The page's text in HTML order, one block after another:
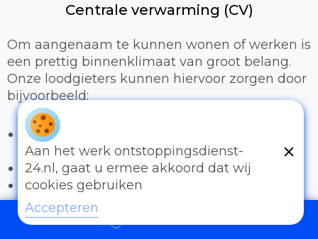
Centrale verwarming (CV)
Om aangenaam te kunnen wonen of werken is
een prettig binnenklimaat van groot belang.
Onze loodgieters kunnen hiervoor zorgen door
bijvoorbeeld:
Het uitbreiden of compleet installeren van
een cv-installatie
Vervangen van radiatoren/radiatorkranen
Vloerverwarming
Aan het werk ontstoppingsdienst-
24.nl, gaat u ermee akkoord dat wij
cookies gebruiken
Accepteren